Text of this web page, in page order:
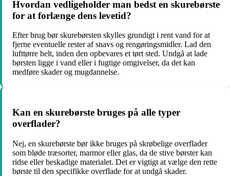
Hvordan vedligeholder man bedst en skurebørste
for at forlænge dens levetid?
Efter brug bør skurebørsten skylles grundigt i rent vand for at
fjerne eventuelle rester af snavs og rengøringsmidler. Lad den
lufttørre helt, inden den opbevares et tørt sted. Undgå at lade
børsten ligge i vand eller i fugtige omgivelser, da det kan
medføre skader og mugdannelse.
Kan en skurebørste bruges på alle typer
overflader?
Nej, en skurebørste bør ikke bruges på skrøbelige overflader
som bløde træsorter, marmor eller glas, da de stive børster kan
ridse eller beskadige materialet. Det er vigtigt at vælge den rette
børste til den specifikke overflade for at undgå skader.